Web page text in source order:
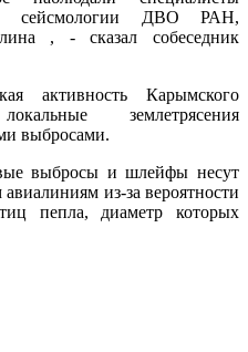
и сейсмологии ДВО РАН,
, - сказал собеседник
активность Карымского
землетрясения
выбросами.
выбросы и шлейфы несут
из-за вероятности
пепла, диаметр которых